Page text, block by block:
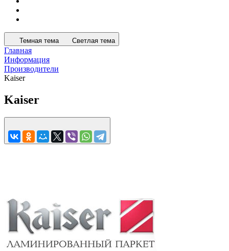
Темная тема Светлая тема
Главная
Информация
Производители
Kaiser
Kaiser